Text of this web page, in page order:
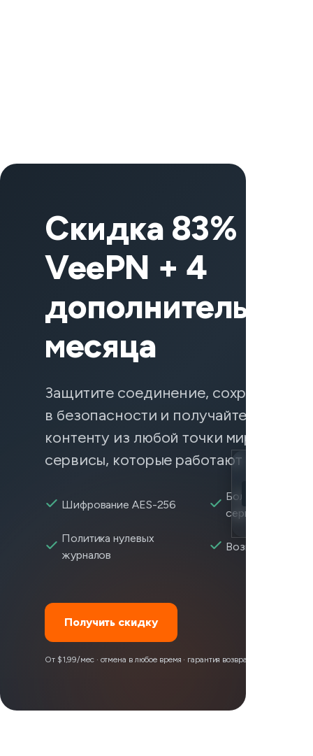
Скидка 83% на
VeePN + 4
дополнительных
месяца
Защитите соединение, сохраните
в безопасности и получайте доступ к
контенту из любой точки мира —
сервисы, которые работают
Шифрование AES-256
Более 2 600+
серверов
Политика нулевых
журналов
Возврат за 30
Получить скидку
От $1,99/мес · отмена в любое время · гарантия возврата денег 30 дней